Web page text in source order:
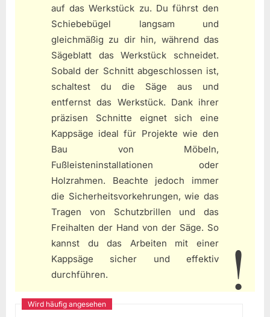
auf das Werkstück zu. Du führst den
Schiebebügel langsam und
gleichmäßig zu dir hin, während das
Sägeblatt das Werkstück schneidet.
Sobald der Schnitt abgeschlossen ist,
schaltest du die Säge aus und
entfernst das Werkstück. Dank ihrer
präzisen Schnitte eignet sich eine
Kappsäge ideal für Projekte wie den
Bau von Möbeln,
Fußleisteninstallationen oder
Holzrahmen. Beachte jedoch immer
die Sicherheitsvorkehrungen, wie das
Tragen von Schutzbrillen und das
Freihalten der Hand von der Säge. So
kannst du das Arbeiten mit einer
Kappsäge sicher und effektiv
durchführen.